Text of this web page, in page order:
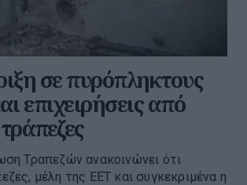
σε πυρόπληκτους
επιχειρήσεις από
Τραπεζών ανακοινώνει ότι
μέλη της ΕΕΤ και συγκεκριμένα η